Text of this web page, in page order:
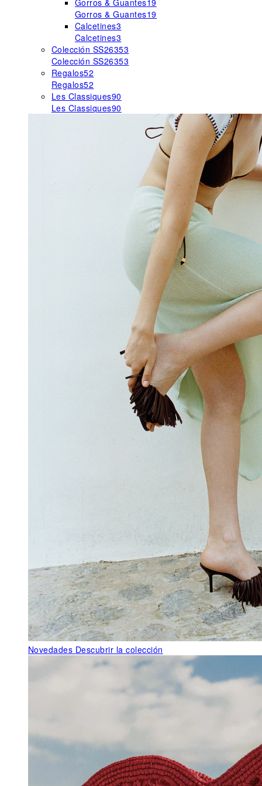
Gorros & Guantes19
Gorros & Guantes19
Calcetines3
Calcetines3
Colección SS26353
Colección SS26353
Regalos52
Regalos52
Les Classiques90
Les Classiques90
Novedades Descubrir la colección